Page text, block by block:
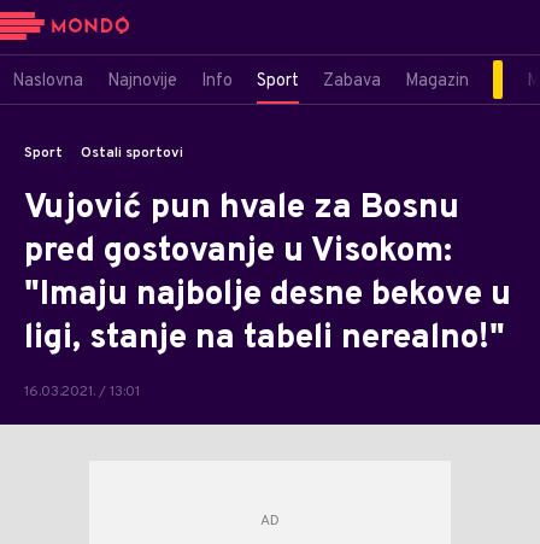
Naslovna Najnovije Info Sport Zabava Magazin
Sport Ostali sportovi
Vujović pun hvale za Bosnu
pred gostovanje u Visokom:
"Imaju najbolje desne bekove u
ligi, stanje na tabeli nerealno!"
16.03.2021. / 13:01